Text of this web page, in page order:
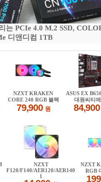
는 PCIe 4.0 M.2 SSD,
디앤디컴 1TB